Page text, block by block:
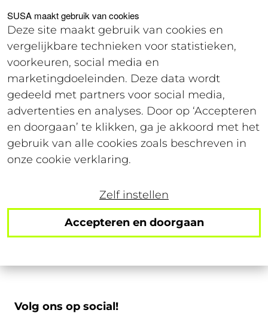
SUSA maakt gebruik van cookies
Deze site maakt gebruik van cookies en
vergelijkbare technieken voor statistieken,
voorkeuren, social media en
marketingdoeleinden. Deze data wordt
gedeeld met partners voor social media,
advertenties en analyses. Door op ‘Accepteren
en doorgaan’ te klikken, ga je akkoord met het
gebruik van alle cookies zoals beschreven in
onze cookie verklaring.
Zelf instellen
Accepteren en doorgaan
Voor studenten Voor werkgevers
Login
Zomertijd zonder
opstaan dragelijker te
maken
30 maart 2021
Leestijd: 3 minuten
Volg ons op social!